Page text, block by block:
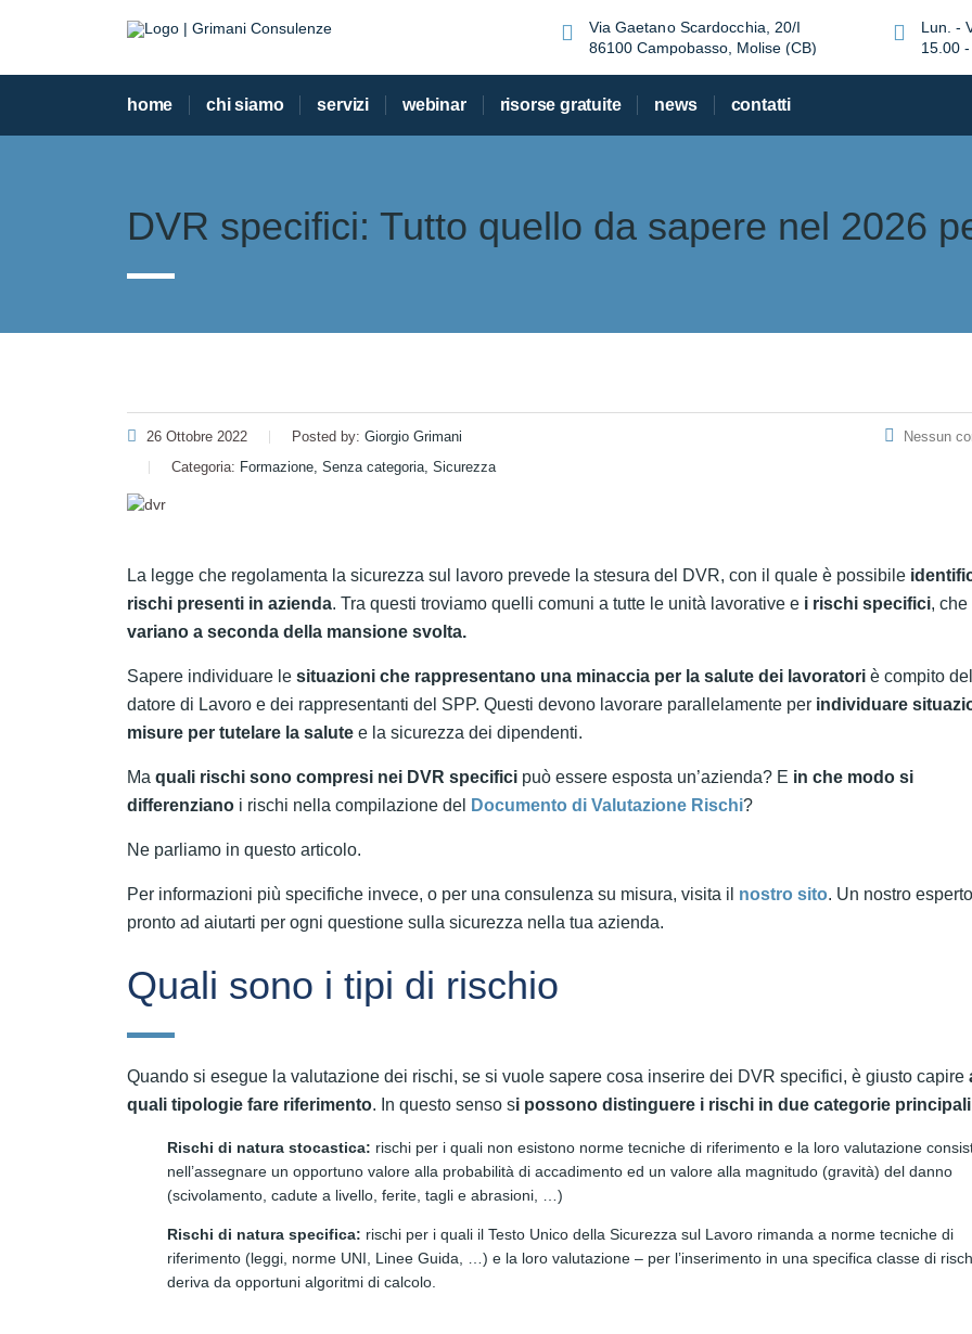
Via Gaetano Scardocchia, 20/I
86100 Campobasso, Molise (CB)
Lun. -
15.00
home chi siamo servizi webinar risorse gratuite news contatti
DVR specifici: Tutto quello da sapere nel 2026
26 Ottobre 2022 Posted by: Giorgio Grimani
Categoria: Formazione, Senza categoria, Sicurezza
Nessun
La legge che regolamenta la sicurezza sul lavoro prevede la stesura del DVR, con il quale è possibile
rischi presenti in azienda. Tra questi troviamo quelli comuni a tutte le unità lavorative e i rischi specifici, che
variano a seconda della mansione svolta.
Sapere individuare le situazioni che rappresentano una minaccia per la salute dei lavoratori è compito del
datore di Lavoro e dei rappresentanti del SPP. Questi devono lavorare parallelamente per individuare
misure per tutelare la salute e la sicurezza dei dipendenti.
Ma quali rischi sono compresi nei DVR specifici può essere esposta un’azienda? E in che modo si
differenziano i rischi nella compilazione del Documento di Valutazione Rischi?
Ne parliamo in questo articolo.
Per informazioni più specifiche invece, o per una consulenza su misura, visita il nostro sito. Un nostro
pronto ad aiutarti per ogni questione sulla sicurezza nella tua azienda.
Quali sono i tipi di rischio
Quando si esegue la valutazione dei rischi, se si vuole sapere cosa inserire dei DVR specifici, è giusto capire
quali tipologie fare riferimento. In questo senso si possono distinguere i rischi in due categorie principali
Rischi di natura stocastica: rischi per i quali non esistono norme tecniche di riferimento e la loro valutazione
nell’assegnare un opportuno valore alla probabilità di accadimento ed un valore alla magnitudo (gravità) del danno
(scivolamento, cadute a livello, ferite, tagli e abrasioni, …)
Rischi di natura specifica: rischi per i quali il Testo Unico della Sicurezza sul Lavoro rimanda a norme tecniche di
riferimento (leggi, norme UNI, Linee Guida, …) e la loro valutazione – per l’inserimento in una specifica classe di
deriva da opportuni algoritmi di calcolo.